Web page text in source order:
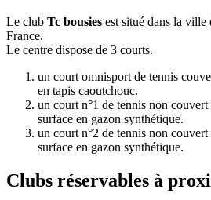
Le club Tc bousies est situé dans la ville
France.
Le centre dispose de 3 courts.
un court omnisport de tennis
en tapis caoutchouc.
un court n°1 de tennis non
surface en gazon synthétique.
un court n°2 de tennis non
surface en gazon synthétique.
Clubs réservables à